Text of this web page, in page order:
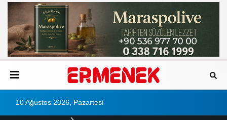
10 Ağustos 2026, Pazartesi